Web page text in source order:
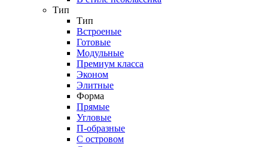
Тип
Тип
Встроеные
Готовые
Модульные
Премиум класса
Эконом
Элитные
Форма
Прямые
Угловые
П-образные
С островом